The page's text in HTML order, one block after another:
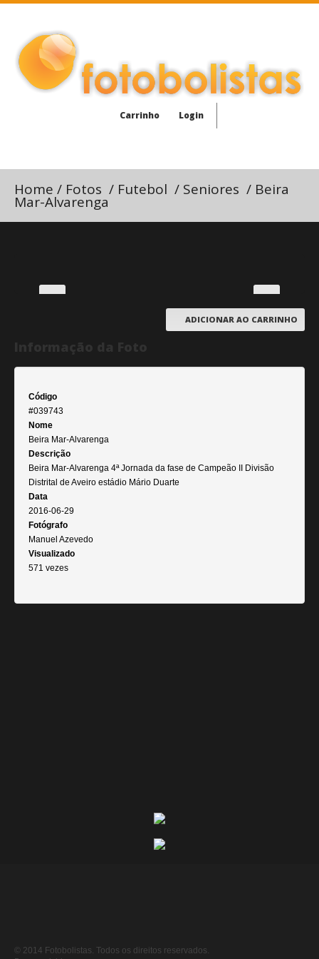
Carrinho Login
Home / Fotos / Futebol / Seniores / Beira
Mar-Alvarenga
ADICIONAR AO CARRINHO
Código
#039743
Nome
Beira Mar-Alvarenga
Descrição
Beira Mar-Alvarenga 4ª Jornada da fase de Campeão II Divisão
Distrital de Aveiro estádio Mário Duarte
Data
2016-06-29
Fotógrafo
Manuel Azevedo
Visualizado
571 vezes
© 2014 Fotobolistas. Todos os direitos reservados.